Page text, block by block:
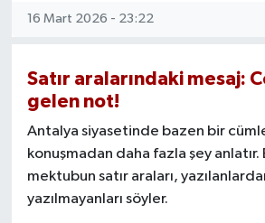
16 Mart 2026 - 23:22
Satır aralarındaki mesaj:
gelen not!
Antalya siyasetinde bazen bir
konuşmadan daha fazla şey
mektubun satır araları,
yazılmayanları söyler.